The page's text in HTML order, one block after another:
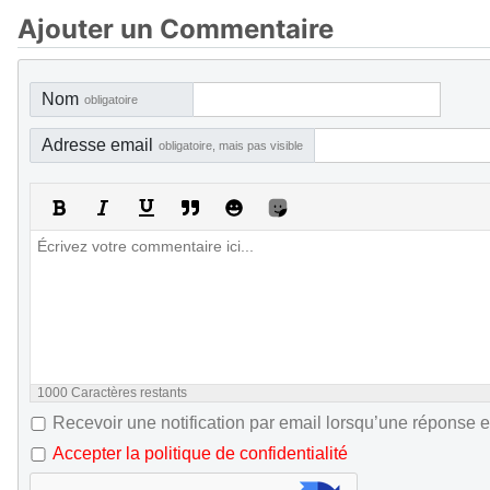
Ajouter un Commentaire
Nom obligatoire
Adresse email obligatoire, mais pas visible
1000 Caractères restants
Recevoir une notification par email lorsqu’une réponse
Accepter la politique de confidentialité